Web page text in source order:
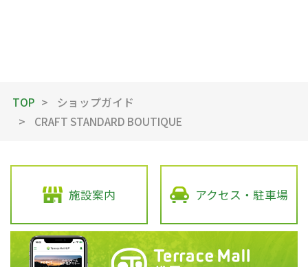
TOP
ショップガイド
CRAFT STANDARD BOUTIQUE
施設案内 アクセス・駐車場